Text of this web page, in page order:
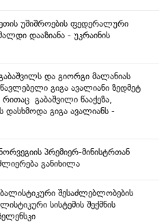
უშიშროების ფედერალური
დააზიანა - უკრაინის
და გიორგი მალანიას
გიგა ავალიანი ზედმეტ
გაბაშვილი წააქეზა,
დასხმოდა გიგა ავალიანს -
პრემიერ-მინისტრთან
განიხილა
შესაძლებლობების
სისტემის შექმნის